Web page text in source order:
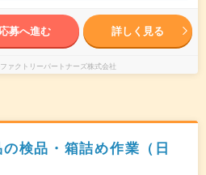
応募へ進む 詳しく見る
ァクトリーパートナーズ株式会社
検品・箱詰め作業（日